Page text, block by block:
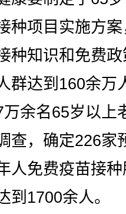
种项目实施方
种知识和免费
群达到160余万
余名65岁以上
查，确定226家
人免费疫苗接
到1700余人。